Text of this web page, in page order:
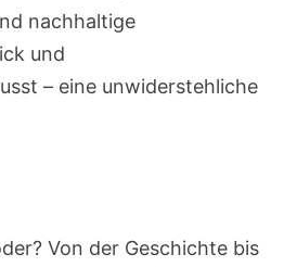
nachhaltige
und
– eine unwiderstehliche
Von der Geschichte bis